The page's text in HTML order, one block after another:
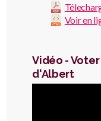
Voir en
Vidéo -
d'Albert